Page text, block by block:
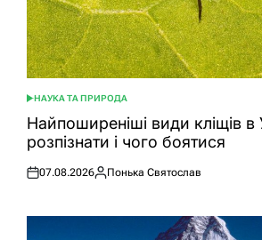
ОПУБЛІКУВАТИ
У
НАУКА ТА ПРИРОДА
Найпоширеніші види кліщів в
розпізнати і чого боятися
Оприлюднено
07.08.2026
Опубліковано
Понька Святослав